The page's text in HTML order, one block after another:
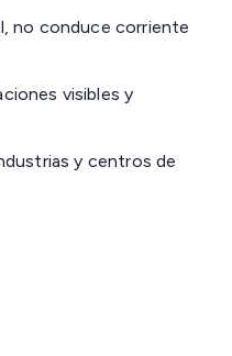
no conduce corriente
visibles y
y centros de